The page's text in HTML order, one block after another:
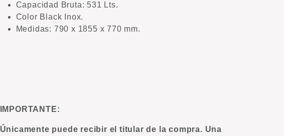
Capacidad Bruta: 531 Lts.
Color Black Inox.
Medidas: 790 x 1855 x 770 mm.
IMPORTANTE:
Únicamente puede recibir el titular de la compra. Una